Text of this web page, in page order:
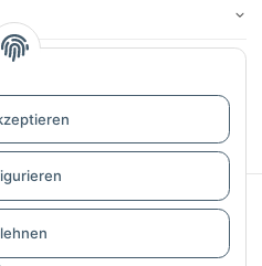
widerrufen
mit: